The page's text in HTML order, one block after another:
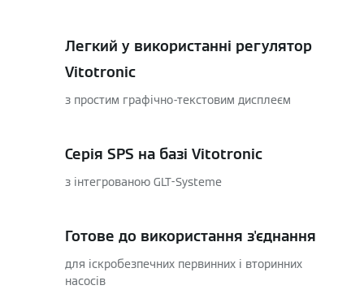
Легкий у використанні регулятор
Vitotronic
з простим графічно-текстовим дисплеєм
Серія SPS на базі Vitotronic
з інтегрованою GLT-Systeme
Готове до використання з'єднання
для іскробезпечних первинних і вторинних
насосів